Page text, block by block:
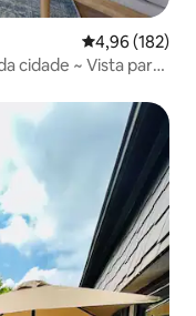
4,96 de uma
4,96 (182)
cidade ~ Vista para